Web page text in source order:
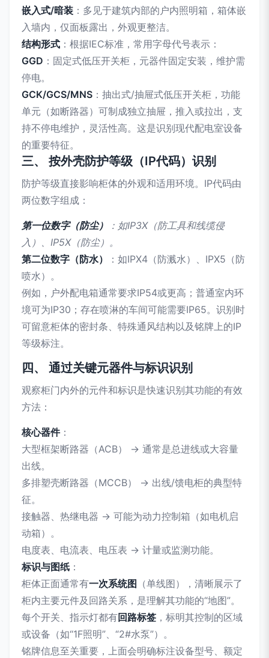
嵌入式/暗装 ：多见于建筑内部的户内照明箱，箱体嵌
入墙内，仅面板露出，外观更整洁。
结构形式 ：根据IEC标准，常用字母代号表示：
GGD ：固定式低压开关柜，元器件固定安装，维护需
停电。
GCK/GCS/MNS ：抽出式/抽屉式低压开关柜，功能
单元（如断路器）可制成独立抽屉，推入或拉出，支
持不停电维护，灵活性高。这是识别现代配电室设备
的重要特征。
三、 按外壳防护等级（IP代码）识别
防护等级直接影响柜体的外观和适用环境。IP代码由
两位数字组成：
第一位数字（防尘）
：如IP3X（防工具和线缆侵
入）、IP5X（防尘）。
第二位数字（防水）
：如IPX4（防溅水）、IPX5（防
喷水）。
例如，户外配电箱通常要求IP54或更高；普通室内环
境可为IP30；存在喷淋的车间可能需要IP65。识别时
可留意柜体的密封条、特殊通风结构以及铭牌上的IP
等级标注。
四、 通过关键元器件与标识识别
观察柜门内外的元件和标识是快速识别其功能的有效
方法：
核心器件：
大型框架断路器（ACB） → 通常是总进线或大容量
出线。
多排塑壳断路器（MCCB） → 出线/馈电柜的典型特
征。
接触器、热继电器 → 可能为动力控制箱（如电机启
动箱）。
电度表、电流表、电压表 → 计量或监测功能。
标识与图纸 ：
柜体正面通常有一次系统图 （单线图），清晰展示了
柜内主要元件及回路关系，是理解其功能的“地图”。
每个开关、指示灯都有回路标签 ，标明其控制的区域
或设备（如“1F照明”、“2#水泵”）。
铭牌信息至关重要，上面会明确标注设备型号、额定